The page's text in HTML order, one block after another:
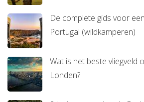
De complete gids voor
Portugal (wildkamperen)
Wat is het beste vliegveld
Londen?